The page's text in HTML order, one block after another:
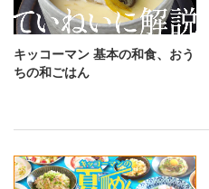
キッコーマン 基本の和食、おう
ちの和ごはん